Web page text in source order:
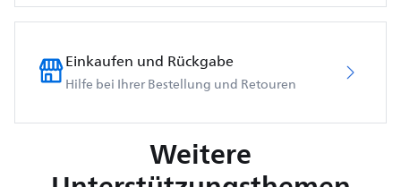
Einkaufen und Rückgabe
Hilfe bei Ihrer Bestellung und Retouren
Weitere